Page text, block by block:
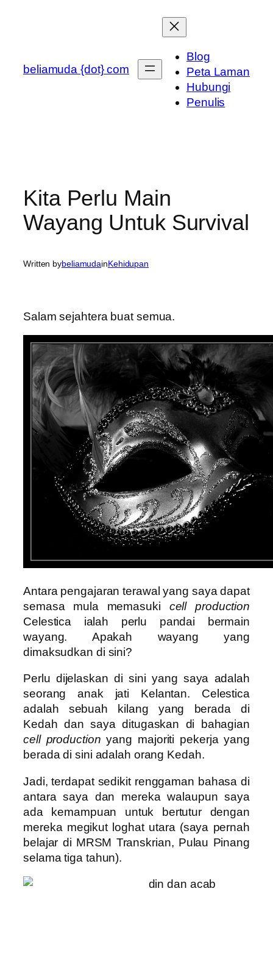
beliamuda {dot} com
Blog
Peta Laman
Hubungi
Penulis
Kita Perlu Main
Wayang Untuk Survival
Written bybeliamudainKehidupan
Salam sejahtera buat semua.
Antara pengajaran terawal yang saya dapat
semasa mula memasuki cell production
Celestica ialah perlu pandai bermain
wayang. Apakah wayang yang
dimaksudkan di sini?
Perlu dijelaskan di sini yang saya adalah
seorang anak jati Kelantan. Celestica
adalah sebuah kilang yang berada di
Kedah dan saya ditugaskan di bahagian
cell production yang majoriti pekerja yang
berada di sini adalah orang Kedah.
Jadi, terdapat sedikit renggaman bahasa di
antara saya dan mereka walaupun saya
ada kemampuan untuk bertutur dengan
mereka megikut loghat utara (saya pernah
belajar di MRSM Transkrian, Pulau Pinang
selama tiga tahun).